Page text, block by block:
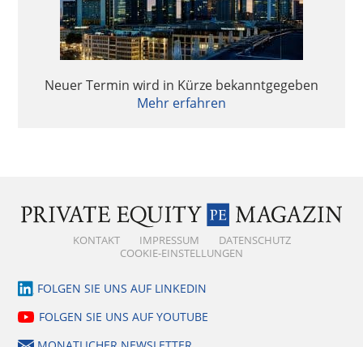
Neuer Termin wird in Kürze bekanntgegeben
Mehr erfahren
KONTAKT IMPRESSUM
DATENSCHUTZ
COOKIE-EINSTELLUNGEN
FOLGEN SIE UNS AUF LINKEDIN
FOLGEN SIE UNS AUF YOUTUBE